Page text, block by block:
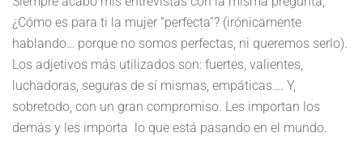
¿Cómo es para ti la mujer “perfecta”? (irónicamente
hablando… porque no somos perfectas, ni queremos serlo).
Los adjetivos más utilizados son: fuertes, valientes,
luchadoras, seguras de sí mismas, empáticas…. Y,
sobretodo, con un gran compromiso. Les importan los
demás y les importa lo que está pasando en el mundo.